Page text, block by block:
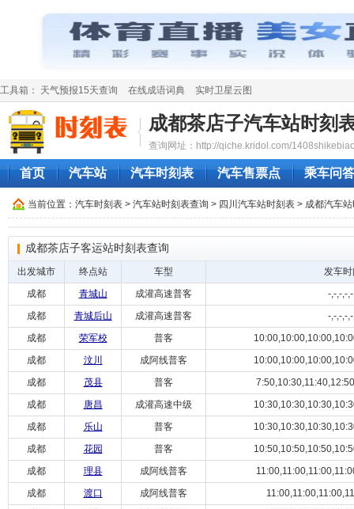
工具箱： 天气预报15天查询 在线成语词典 实时卫星云图
成都茶店子汽车站时刻
查询网址：http://qiche.kridol.com/
首页 汽车站 汽车时刻表 汽车售票点 乘车问答
当前位置： 汽车时刻表 > 汽车站时刻表查询 > 四川汽车站时刻表 > 成都汽车
成都茶店子客运站时刻表查询
出发城市 终点站 车型
发车
成都
青城山 成灌高速普客
-,-,-,-
成都
青城后山 成灌高速普客
-,-,-,-
成都
荣军校 普客
成都
汶川 成阿线普客
成都
茂县 普客
成都
唐昌 成灌高速中级
成都
乐山 普客
成都
花园 普客
成都
理县 成阿线普客
成都
渡口 成阿线普客